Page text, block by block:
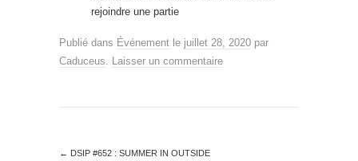
rejoindre une partie
Publié dans Événement le juillet 28, 2020 par
Caduceus
Laisser un commentaire
← DSIP #652 : SUMMER IN OUTSIDE